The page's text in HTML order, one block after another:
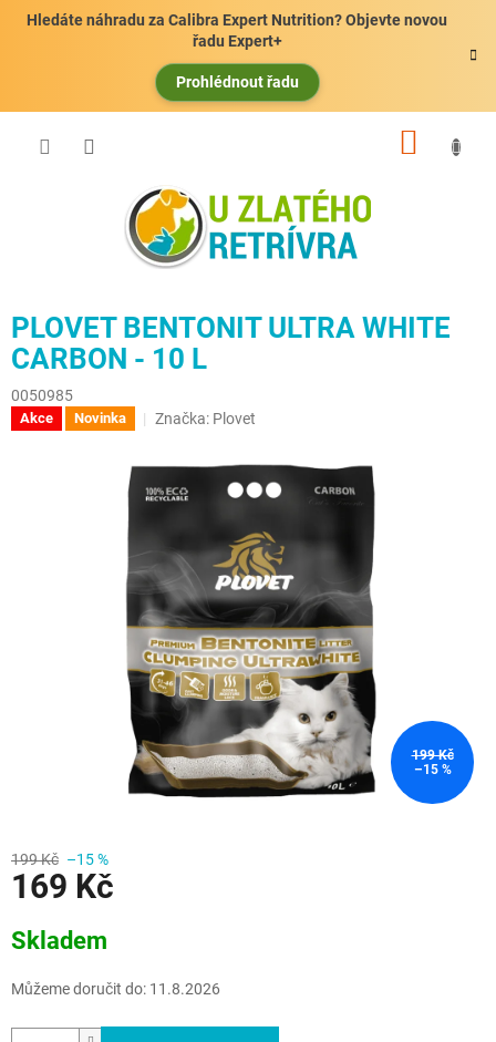
Hledáte náhradu za Calibra Expert Nutrition? Objevte novou
řadu Expert+
Prohlédnout řadu
PLOVET BENTONIT ULTRA WHITE
CARBON - 10 L
0050985
Akce Novinka Značka: Plovet
199 Kč
–15 %
199 Kč –15 %
169 Kč
cena:
Skladem
Můžeme doručit do: 11.8.2026